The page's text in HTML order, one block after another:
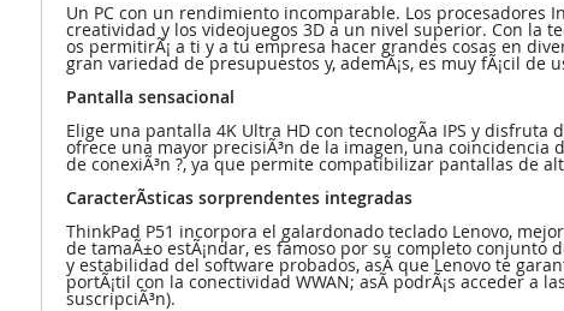
Un PC con un rendimiento incomparable. Los procesadores
creatividad y los videojuegos 3D a un nivel superior. Con la
os permitirÃ¡ a ti y a tu empresa hacer grandes cosas en
gran variedad de presupuestos y, ademÃ¡s, es muy fÃ¡cil
Pantalla sensacional
Elige una pantalla 4K Ultra HD con tecnologÃ­a IPS y disfruta
ofrece una mayor precisiÃ³n de la imagen, una coincidencia
de conexiÃ³n ?, ya que permite compatibilizar pantallas de
CaracterÃ­sticas sorprendentes integradas
ThinkPad P51 incorpora el galardonado teclado Lenovo,
de tamaÃ±o estÃ¡ndar, es famoso por su completo
y estabilidad del software probados, asÃ­ que Lenovo te
portÃ¡til con la conectividad WWAN; asÃ­ podrÃ¡s acceder a
suscripciÃ³n).